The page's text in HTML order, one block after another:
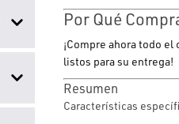
Por Qué
¡Compre ahora todo el
listos para su entrega!
Resumen
Características